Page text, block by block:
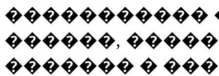
�����������
������,
������� �